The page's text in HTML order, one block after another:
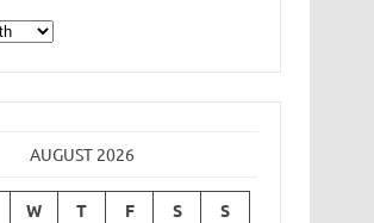
AUGUST 2026
W T F S S